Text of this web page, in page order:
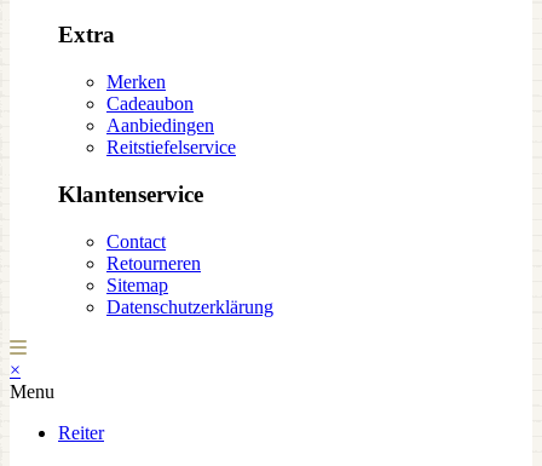
Extra
Merken
Cadeaubon
Aanbiedingen
Reitstiefelservice
Klantenservice
Contact
Retourneren
Sitemap
Datenschutzerklärung
×
Menu
Reiter